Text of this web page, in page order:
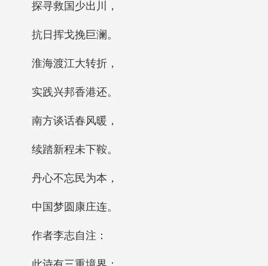
探寻救国少出川，
抗日挥戈挽巨澜。
淮海渡江大转折，
实践兴邦香港还。
南方谈话春风暖，
续踏新程未下鞍。
丹心不忘民为本，
中国梦圆康庄连。
作者李志自注：